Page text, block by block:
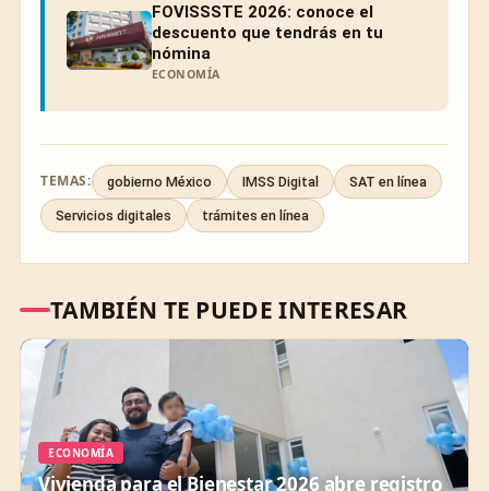
FOVISSSTE 2026: conoce el
descuento que tendrás en tu
nómina
ECONOMÍA
TEMAS: gobierno México IMSS Digital SAT en línea
Servicios digitales trámites en línea
TAMBIÉN TE PUEDE INTERESAR
ECONOMÍA
Vivienda para el Bienestar 2026 abre registro